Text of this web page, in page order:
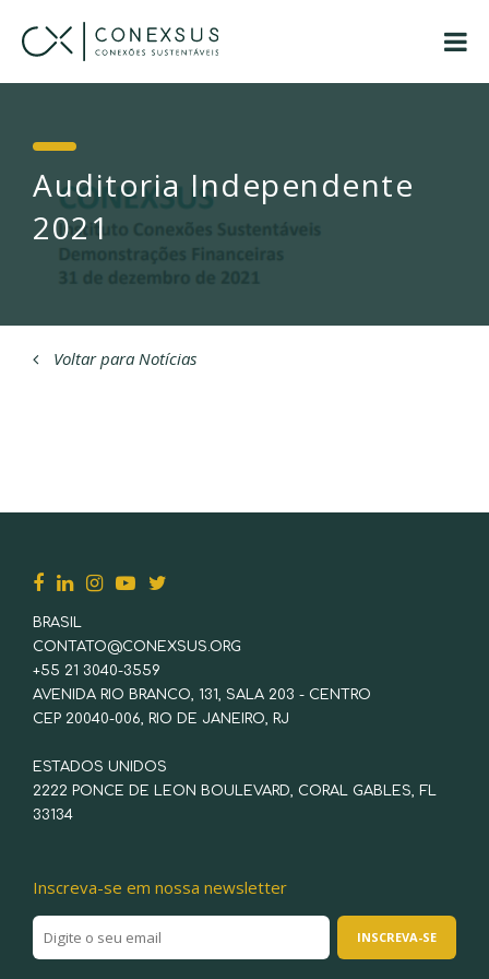
Auditoria Independente
2021
Voltar para Notícias
BRASIL
CONTATO@CONEXSUS.ORG
+55 21 3040-3559
AVENIDA RIO BRANCO, 131, SALA 203 - CENTRO
CEP 20040-006, RIO DE JANEIRO, RJ
ESTADOS UNIDOS
2222 PONCE DE LEON BOULEVARD, CORAL GABLES, FL
33134
Inscreva-se em nossa newsletter